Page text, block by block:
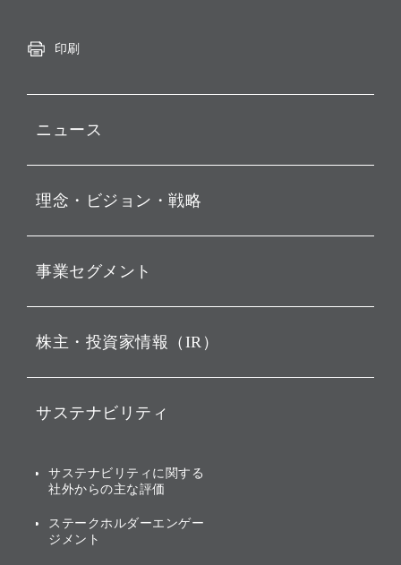
印刷
ニュース
お知らせ
動画配信
理念・ビジョン・戦略
経営理念
ビジョン
戦略
バリュー
ソフトバンクグループの歩
[AI] What dreams are made
事業セグメント
ソフトバンク・ビジョン・
その他
グループ企業一覧
株主・投資家情報（IR）
IRカレンダー
業績・財務
アニュアルレポート
サステナビリティ
トップメッセージ
サステナビリティの考え方
サステナビリティに関する
社外からの主な評価
ステークホルダーエンゲー
ジメント